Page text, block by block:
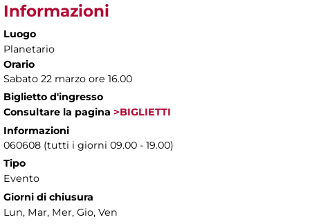
Informazioni
Luogo
Planetario
Orario
Sabato 22 marzo ore 16.00
Biglietto d'ingresso
Consultare la pagina >BIGLIETTI
Informazioni
060608 (tutti i giorni 09.00 - 19.00)
Tipo
Evento
Giorni di chiusura
Lun, Mar, Mer, Gio, Ven